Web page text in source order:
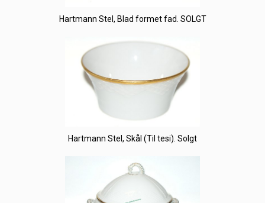
Hartmann Stel, Blad formet fad. SOLGT
Hartmann Stel, Skål (Til tesi). Solgt